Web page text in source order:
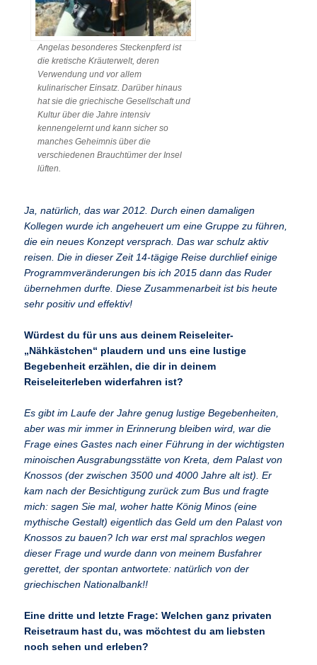
Angelas besonderes Steckenpferd ist
die kretische Kräuterwelt, deren
Verwendung und vor allem
kulinarischer Einsatz. Darüber hinaus
hat sie die griechische Gesellschaft und
Kultur über die Jahre intensiv
kennengelernt und kann sicher so
manches Geheimnis über die
verschiedenen Brauchtümer der Insel
lüften.
Ja, natürlich, das war 2012. Durch einen damaligen
Kollegen wurde ich angeheuert um eine Gruppe zu führen,
die ein neues Konzept versprach. Das war schulz aktiv
reisen. Die in dieser Zeit 14-tägige Reise durchlief einige
Programmveränderungen bis ich 2015 dann das Ruder
übernehmen durfte. Diese Zusammenarbeit ist bis heute
sehr positiv und effektiv!
Würdest du für uns aus deinem Reiseleiter-
„Nähkästchen“ plaudern und uns eine lustige
Begebenheit erzählen, die dir in deinem
Reiseleiterleben widerfahren ist?
Es gibt im Laufe der Jahre genug lustige Begebenheiten,
aber was mir immer in Erinnerung bleiben wird, war die
Frage eines Gastes nach einer Führung in der wichtigsten
minoischen Ausgrabungsstätte von Kreta, dem Palast von
Knossos (der zwischen 3500 und 4000 Jahre alt ist). Er
kam nach der Besichtigung zurück zum Bus und fragte
mich: sagen Sie mal, woher hatte König Minos (eine
mythische Gestalt) eigentlich das Geld um den Palast von
Knossos zu bauen? Ich war erst mal sprachlos wegen
dieser Frage und wurde dann von meinem Busfahrer
gerettet, der spontan antwortete: natürlich von der
griechischen Nationalbank!!
Eine dritte und letzte Frage: Welchen ganz privaten
Reisetraum hast du, was möchtest du am liebsten
noch sehen und erleben?